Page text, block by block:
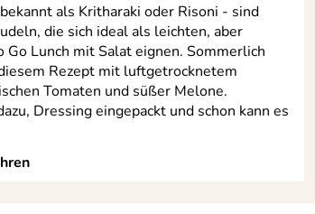
als Kritharaki oder Risoni - sind
die sich ideal als leichten, aber
Go Lunch mit Salat eignen. Sommerlich
Rezept mit luftgetrocknetem
Tomaten und süßer Melone.
Dressing eingepackt und schon kann es